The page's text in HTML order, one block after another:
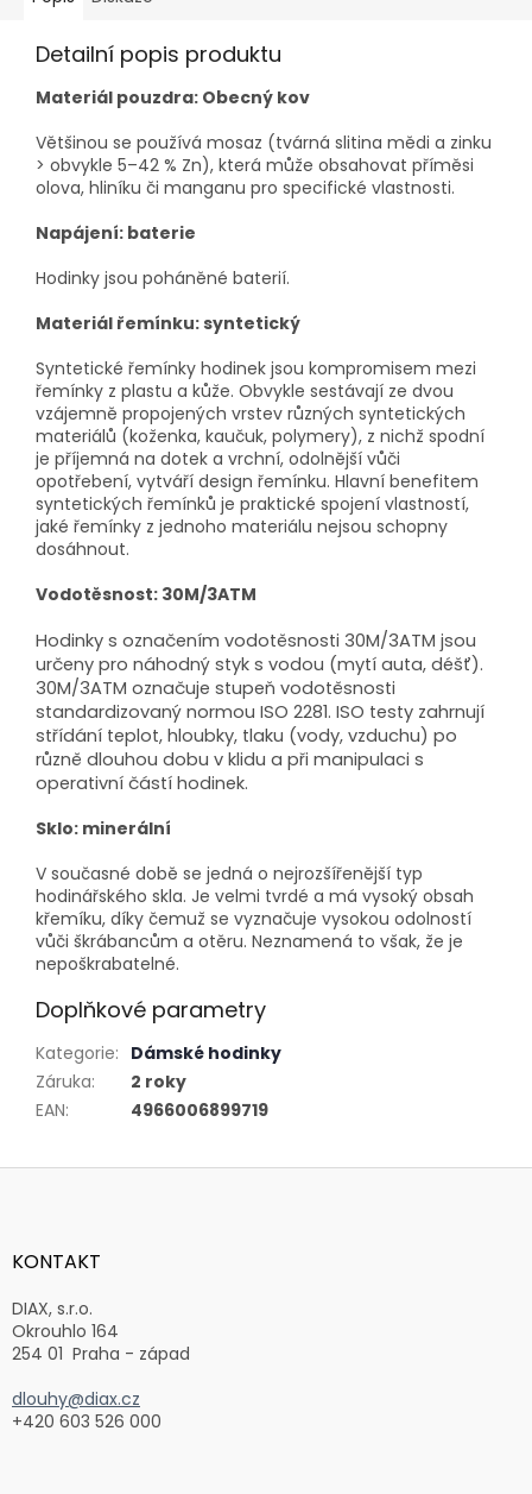
Detailní popis produktu
Materiál pouzdra: Obecný kov
Většinou se používá mosaz (tvárná slitina mědi a zinku
> obvykle 5–42 % Zn), která může obsahovat příměsi
olova, hliníku či manganu pro specifické vlastnosti.
Napájení: baterie
Hodinky jsou poháněné baterií.
Materiál řemínku: syntetický
Syntetické řemínky hodinek jsou kompromisem mezi
řemínky z plastu a kůže. Obvykle sestávají ze dvou
vzájemně propojených vrstev různých syntetických
materiálů (koženka, kaučuk, polymery), z nichž spodní
je příjemná na dotek a vrchní, odolnější vůči
opotřebení, vytváří design řemínku. Hlavní benefitem
syntetických řemínků je praktické spojení vlastností,
jaké řemínky z jednoho materiálu nejsou schopny
dosáhnout.
Vodotěsnost: 30M/3ATM
Hodinky s označením vodotěsnosti 30M/3ATM jsou
určeny pro náhodný styk s vodou (mytí auta, déšť).
30M/3ATM označuje stupeň vodotěsnosti
standardizovaný normou ISO 2281. ISO testy zahrnují
střídání teplot, hloubky, tlaku (vody, vzduchu) po
různě dlouhou dobu v klidu a při manipulaci s
operativní částí hodinek.
Sklo: minerální
V současné době se jedná o nejrozšířenější typ
hodinářského skla. Je velmi tvrdé a má vysoký obsah
křemíku, díky čemuž se vyznačuje vysokou odolností
vůči škrábancům a otěru. Neznamená to však, že je
nepoškrabatelné.
Doplňkové parametry
Kategorie: Dámské hodinky
Záruka:
2 roky
EAN: 4966006899719
Z
aKONTAKT
DIAX, s.r.o.
Okrouhlo 164
254 01 Praha - západ
dlouhy@diax.cz
+420 603 526 000